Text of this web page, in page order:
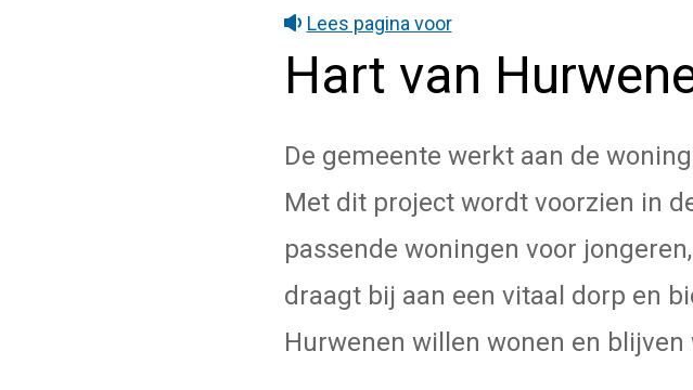
Lees pagina voor
Hart van
De gemeente werkt aan de
Met dit project wordt voorzien in
passende woningen voor
draagt bij aan een vitaal dorp en
Hurwenen willen wonen en blijven